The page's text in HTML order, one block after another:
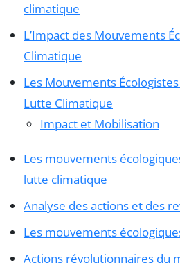
climatique
L’Impact des Mouvements
Climatique
Les Mouvements
Lutte Climatique
Impact et Mobilisation
Les mouvements
lutte climatique
Analyse des actions et des
Les mouvements
Actions révolutionnaires du